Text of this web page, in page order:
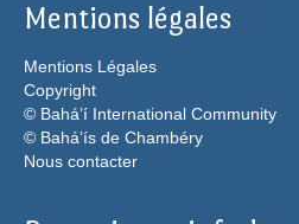
Mentions légales
Mentions Légales
Copyright
© Bahá’í International Community
© Bahá’ís de Chambéry
Nous contacter